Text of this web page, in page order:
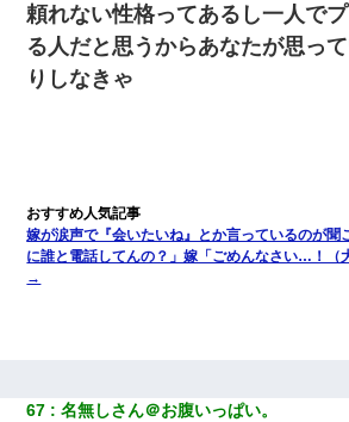
頼れない性格ってあるし一人で
る人だと思うからあなたが思っ
りしなきゃ
嫁が涙声で『会いたいね』とか言っているのが聞
に誰と電話してんの？」嫁「ごめんなさい…！（
→
67 名無しさん＠お腹いっぱい。